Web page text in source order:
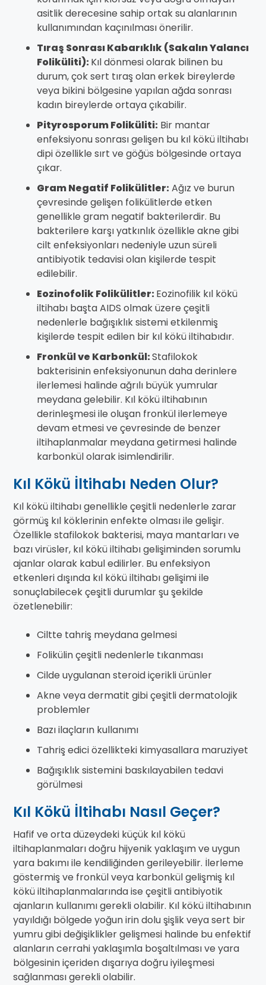
asitlik derecesine sahip ortak su alanlarının
kullanımından kaçınılması önerilir.
Tıraş Sonrası Kabarıklık (Sakalın Yalancı
Foliküliti):Kıl dönmesi olarak bilinen bu
durum, çok sert tıraş olan erkek bireylerde
veya bikini bölgesine yapılan ağda sonrası
kadın bireylerde ortaya çıkabilir.
Pityrosporum Foliküliti: Bir mantar
enfeksiyonu sonrası gelişen bu kıl kökü iltihabı
dipi özellikle sırt ve göğüs bölgesinde ortaya
çıkar.
Gram Negatif Folikülitler:Ağız ve burun
çevresinde gelişen folikülitlerde etken
genellikle gram negatif bakterilerdir. Bu
bakterilere karşı yatkınlık özellikle akne gibi
cilt enfeksiyonları nedeniyle uzun süreli
antibiyotik tedavisi olan kişilerde tespit
edilebilir.
Eozinofolik Folikülitler:Eozinofilik kıl kökü
iltihabı başta AIDS olmak üzere çeşitli
nedenlerle bağışıklık sistemi etkilenmiş
kişilerde tespit edilen bir kıl kökü iltihabıdır.
Fronkül ve Karbonkül:Stafilokok
bakterisinin enfeksiyonunun daha derinlere
ilerlemesi halinde ağrılı büyük yumrular
meydana gelebilir. Kıl kökü iltihabının
derinleşmesi ile oluşan fronkül ilerlemeye
devam etmesi ve çevresinde de benzer
iltihaplanmalar meydana getirmesi halinde
karbonkül olarak isimlendirilir.
Kıl Kökü İltihabı Neden Olur?
Kıl kökü iltihabı genellikle çeşitli nedenlerle zarar
görmüş kıl köklerinin enfekte olması ile gelişir.
Özellikle stafilokok bakterisi, maya mantarları ve
bazı virüsler, kıl kökü iltihabı gelişiminden sorumlu
ajanlar olarak kabul edilirler. Bu enfeksiyon
etkenleri dışında kıl kökü iltihabı gelişimi ile
sonuçlabilecek çeşitli durumlar şu şekilde
özetlenebilir:
Ciltte tahriş meydana gelmesi
Folikülin çeşitli nedenlerle tıkanması
Cilde uygulanan steroid içerikli ürünler
Akne veya dermatit gibi çeşitli dermatolojik
problemler
Bazı ilaçların kullanımı
Tahriş edici özellikteki kimyasallara maruziyet
Bağışıklık sistemini baskılayabilen tedavi
görülmesi
Kıl Kökü İltihabı Nasıl Geçer?
Hafif ve orta düzeydeki küçük kıl kökü
iltihaplanmaları doğru hijyenik yaklaşım ve uygun
yara bakımı ile kendiliğinden gerileyebilir. İlerleme
göstermiş ve fronkül veya karbonkül gelişmiş kıl
kökü iltihaplanmalarında ise çeşitli antibiyotik
ajanların kullanımı gerekli olabilir. Kıl kökü iltihabının
yayıldığı bölgede yoğun irin dolu şişlik veya sert bir
yumru gibi değişiklikler gelişmesi halinde bu enfektif
alanların cerrahi yaklaşımla boşaltılması ve yara
bölgesinin içeriden dışarıya doğru iyileşmesi
sağlanması gerekli olabilir.